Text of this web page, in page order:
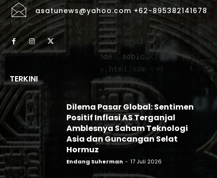
asatunews@yahoo.com +62-895382141678
TERKINI
Dilema Pasar Global: Sentimen
Positif Inflasi AS Terganjal
Amblesnya Saham Teknologi
Asia dan Guncangan Selat
Hormuz
Endang Suherman - 17 Juli 2026